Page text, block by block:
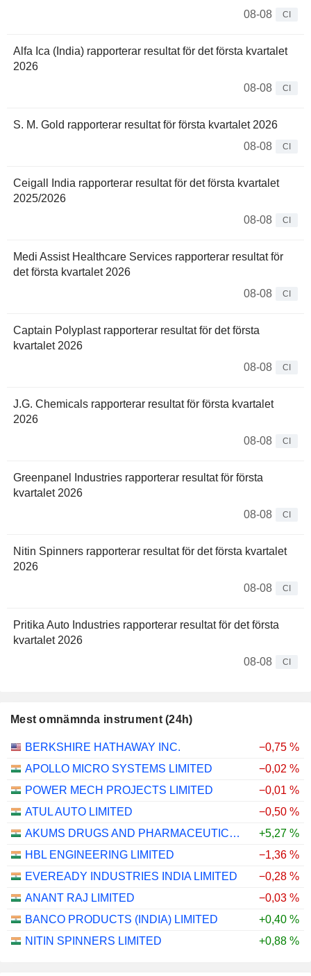
08-08
CI
Alfa Ica (India) rapporterar resultat för det första kvartalet
2026
08-08
CI
S. M. Gold rapporterar resultat för första kvartalet 2026
08-08
CI
Ceigall India rapporterar resultat för det första kvartalet
2025/2026
08-08
CI
Medi Assist Healthcare Services rapporterar resultat för
det första kvartalet 2026
08-08
CI
Captain Polyplast rapporterar resultat för det första
kvartalet 2026
08-08
CI
J.G. Chemicals rapporterar resultat för första kvartalet
2026
08-08
CI
Greenpanel Industries rapporterar resultat för första
kvartalet 2026
08-08
CI
Nitin Spinners rapporterar resultat för det första kvartalet
2026
08-08
CI
Pritika Auto Industries rapporterar resultat för det första
kvartalet 2026
08-08
CI
Mest omnämnda instrument (24h)
BERKSHIRE HATHAWAY INC.
−0,75 %
APOLLO MICRO SYSTEMS LIMITED
−0,02 %
POWER MECH PROJECTS LIMITED
−0,01 %
ATUL AUTO LIMITED
−0,50 %
AKUMS DRUGS AND PHARMACEUTICALS LIMITED
+5,27 %
HBL ENGINEERING LIMITED
−1,36 %
EVEREADY INDUSTRIES INDIA LIMITED
−0,28 %
ANANT RAJ LIMITED
−0,03 %
BANCO PRODUCTS (INDIA) LIMITED
+0,40 %
NITIN SPINNERS LIMITED
+0,88 %